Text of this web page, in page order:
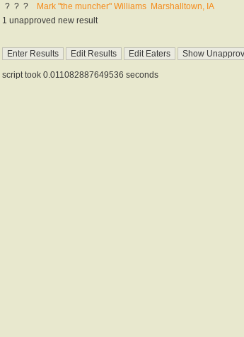
? ? ? Mark "the muncher" Williams Marshalltown, IA
1 unapproved new result
script took 0.011082887649536 seconds